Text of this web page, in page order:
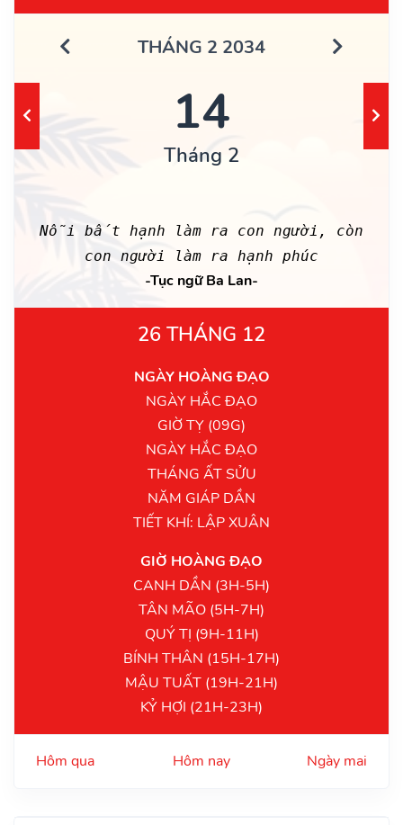
THÁNG 2 2034
14
Tháng 2
Nỗi bất hạnh làm ra con người, còn
con người làm ra hạnh phúc
-Tục ngữ Ba Lan-
26 THÁNG 12
NGÀY HOÀNG ĐẠO
NGÀY HẮC ĐẠO
GIỜ TỴ (09G)
NGÀY HẮC ĐẠO
THÁNG ẤT SỬU
NĂM GIÁP DẦN
TIẾT KHÍ: LẬP XUÂN
GIỜ HOÀNG ĐẠO
CANH DẦN (3H-5H)
TÂN MÃO (5H-7H)
QUÝ TỊ (9H-11H)
BÍNH THÂN (15H-17H)
MẬU TUẤT (19H-21H)
KỶ HỢI (21H-23H)
Hôm qua Hôm nay Ngày mai